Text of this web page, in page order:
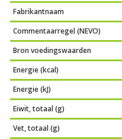
Fabrikantnaam
Commentaarregel (NEVO)
Bron voedingswaarden
Energie (kcal)
Energie (kJ)
Eiwit, totaal (g)
Vet, totaal (g)